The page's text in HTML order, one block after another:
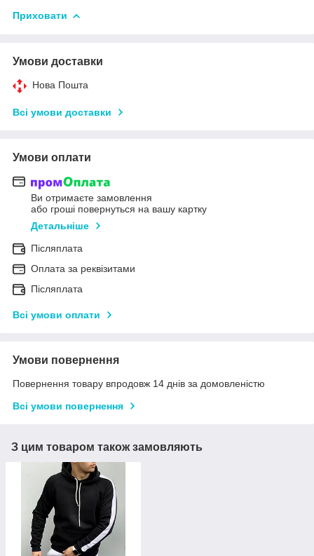
Приховати
Умови доставки
Нова Пошта
Всі умови доставки
Умови оплати
Ви отримаєте замовлення
або гроші повернуться на вашу картку
Детальніше
Післяплата
Оплата за реквізитами
Післяплата
Всі умови оплати
Умови повернення
Повернення товару впродовж 14 днів за домовленістю
Всі умови повернення
З цим товаром також замовляють